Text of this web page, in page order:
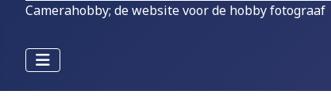
Camerahobby; de website voor de hobby fotograaf